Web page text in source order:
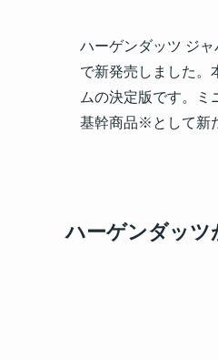
ハーゲンダッツ ジ
で新発売しました。
ムの決定版です。
基幹商品※として新
ハーゲンダッツ